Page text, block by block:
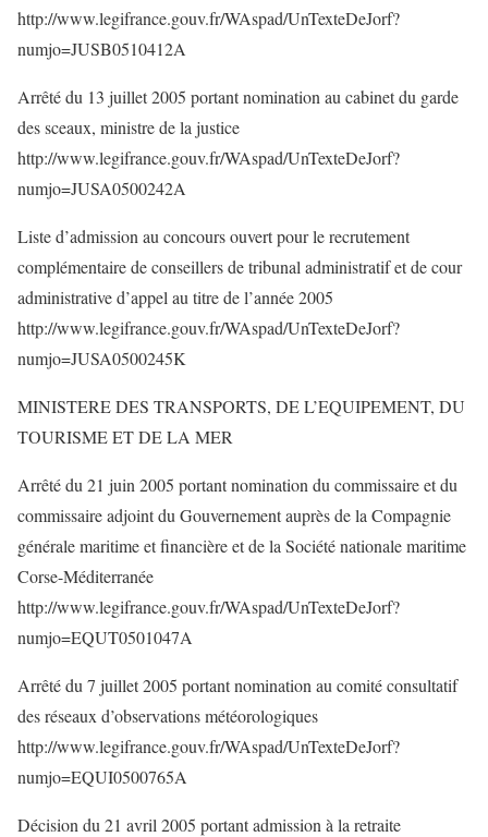
http://www.legifrance.gouv.fr/WAspad/UnTexteDeJorf?
numjo=JUSB0510412A
Arrêté du 13 juillet 2005 portant nomination au cabinet du garde
des sceaux, ministre de la justice
http://www.legifrance.gouv.fr/WAspad/UnTexteDeJorf?
numjo=JUSA0500242A
Liste d’admission au concours ouvert pour le recrutement
complémentaire de conseillers de tribunal administratif et de cour
administrative d’appel au titre de l’année 2005
http://www.legifrance.gouv.fr/WAspad/UnTexteDeJorf?
numjo=JUSA0500245K
MINISTERE DES TRANSPORTS, DE L’EQUIPEMENT, DU
TOURISME ET DE LA MER
Arrêté du 21 juin 2005 portant nomination du commissaire et du
commissaire adjoint du Gouvernement auprès de la Compagnie
générale maritime et financière et de la Société nationale maritime
Corse-Méditerranée
http://www.legifrance.gouv.fr/WAspad/UnTexteDeJorf?
numjo=EQUT0501047A
Arrêté du 7 juillet 2005 portant nomination au comité consultatif
des réseaux d’observations météorologiques
http://www.legifrance.gouv.fr/WAspad/UnTexteDeJorf?
numjo=EQUI0500765A
Décision du 21 avril 2005 portant admission à la retraite